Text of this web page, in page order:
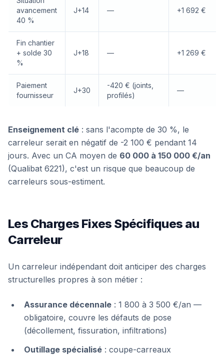
avancement
40 %
J+14 — +1 692 €
Fin chantier
+ solde 30
%
J+18 — +1 269 €
Paiement
fournisseur
J+30
-420 € (joints,
profilés)
—
Enseignement clé : sans l'acompte de 30 %, le
carreleur serait en négatif de -2 100 € pendant 14
jours. Avec un CA moyen de 60 000 à 150 000 €/an
(Qualibat 6221), c'est un risque que beaucoup de
carreleurs sous-estiment.
Les Charges Fixes Spécifiques au
Carreleur
Un carreleur indépendant doit anticiper des charges
structurelles propres à son métier :
Assurance décennale : 1 800 à 3 500 €/an —
obligatoire, couvre les défauts de pose
(décollement, fissuration, infiltrations)
Outillage spécialisé : coupe-carreaux